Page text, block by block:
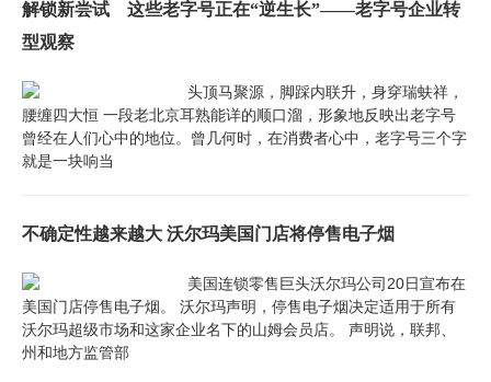
解锁新尝试 这些老字号正在“逆生长”——老字号企业转
型观察
头顶马聚源，脚踩内联升，身穿瑞蚨祥，
腰缠四大恒 一段老北京耳熟能详的顺口溜，形象地反映出老字号
曾经在人们心中的地位。曾几何时，在消费者心中，老字号三个字
就是一块响当
不确定性越来越大 沃尔玛美国门店将停售电子烟
美国连锁零售巨头沃尔玛公司20日宣布在
美国门店停售电子烟。 沃尔玛声明，停售电子烟决定适用于所有
沃尔玛超级市场和这家企业名下的山姆会员店。 声明说，联邦、
州和地方监管部